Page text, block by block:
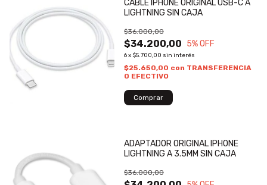
CABLE IPHONE ORIGINAL USB-C A
LIGHTNING SIN CAJA
$34.200,00
$36.000,00
5% OFF
6x $5.700,00 sin interés
$25.650,00 con TRANSFERENCIA
O EFECTIVO
ADAPTADOR ORIGINAL IPHONE
LIGHTNING A 3.5MM SIN CAJA
$36.000,00